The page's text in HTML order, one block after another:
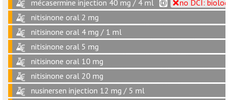
mécasermine injection 40 mg / 4 ml
no DCI:
nitisinone oral 2 mg
nitisinone oral 4 mg / 1 ml
nitisinone oral 5 mg
nitisinone oral 10 mg
nitisinone oral 20 mg
nusinersen injection 12 mg / 5 ml